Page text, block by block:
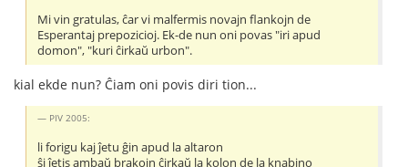
Mi vin gratulas, ĉar vi malfermis novajn flankojn de
Esperantaj prepozicioj. Ek-de nun oni povas "iri apud
domon", "kuri ĉirkaŭ urbon".
kial ekde nun? Ĉiam oni povis diri tion...
PIV 2005:
li forigu kaj ĵetu ĝin apud la altaron
ŝi ĵetis ambaŭ brakojn ĉirkaŭ la kolon de la knabino